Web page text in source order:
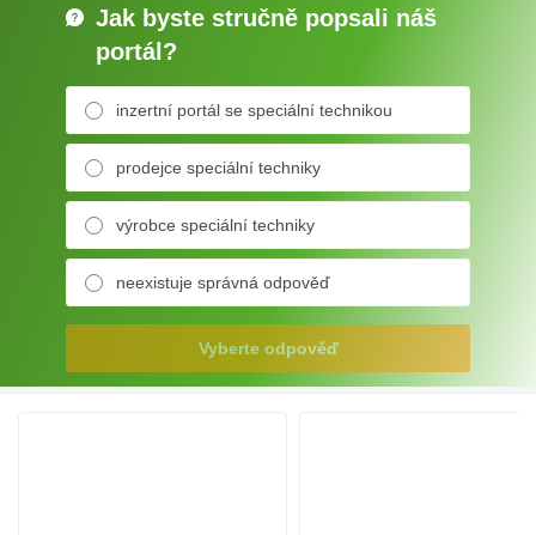
Jak byste stručně popsali náš
portál?
inzertní portál se speciální technikou
prodejce speciální techniky
výrobce speciální techniky
neexistuje správná odpověď
Vyberte odpověď